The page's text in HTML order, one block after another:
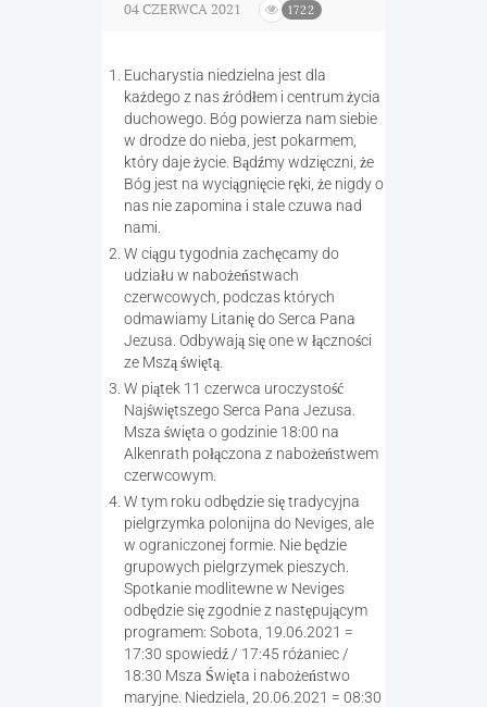
04 CZERWCA 2021 1722
Eucharystia niedzielna jest dla
każdego z nas źródłem i centrum życia
duchowego. Bóg powierza nam siebie
w drodze do nieba, jest pokarmem,
który daje życie. Bądźmy wdzięczni, że
Bóg jest na wyciągnięcie ręki, że nigdy o
nas nie zapomina i stale czuwa nad
nami.
W ciągu tygodnia zachęcamy do
udziału w nabożeństwach
czerwcowych, podczas których
odmawiamy Litanię do Serca Pana
Jezusa. Odbywają się one w łączności
ze Mszą świętą.
W piątek 11 czerwca uroczystość
Najświętszego Serca Pana Jezusa.
Msza święta o godzinie 18:00 na
Alkenrath połączona z nabożeństwem
czerwcowym.
W tym roku odbędzie się tradycyjna
pielgrzymka polonijna do Neviges, ale
w ograniczonej formie. Nie będzie
grupowych pielgrzymek pieszych.
Spotkanie modlitewne w Neviges
odbędzie się zgodnie z następującym
programem: Sobota, 19.06.2021 =
17:30 spowiedź / 17:45 różaniec /
18:30 Msza Święta i nabożeństwo
maryjne. Niedziela, 20.06.2021 = 08:30